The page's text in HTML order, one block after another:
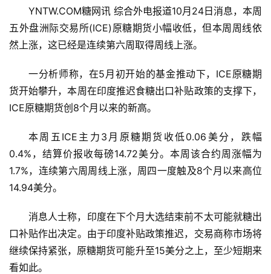
首
页
YNTW.COM糖网讯 综合外电报道10月24日消息，本周
五外盘洲际交易所(ICE)原糖期货小幅收低，但本周周线依
然上涨，这已经是连续第六周取得周线上涨。
一分析师称，在5月初开始的基金推动下，ICE原糖期
货开始攀升，本周在印度推迟食糖出口补贴政策的支撑下，
ICE原糖期货创8个月以来的新高。
本周五ICE主力3月原糖期货收低0.06美分，跌幅
0.4%，结算价报收每磅14.72美分。本周该合约周涨幅为
1.7%，连续第六周周线上涨，周四一度触及8个月以来高位
14.94美分。
消息人士称，印度在下个月大选结束前不太可能就糖出
口补贴作出决定。由于印度补贴政策推迟，交易商称市场将
继续保持紧张，原糖期货可能升至15美分之上，至少短期来
看如此。